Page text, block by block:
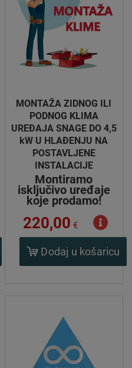
MONTAŽA ZIDNOG ILI
PODNOG KLIMA
UREĐAJA SNAGE DO 4,5
kW U HLAĐENJU NA
POSTAVLJENE
INSTALACIJE
Montiramo
isključivo uređaje
koje prodamo!
220,00 €
Dodaj u košaricu